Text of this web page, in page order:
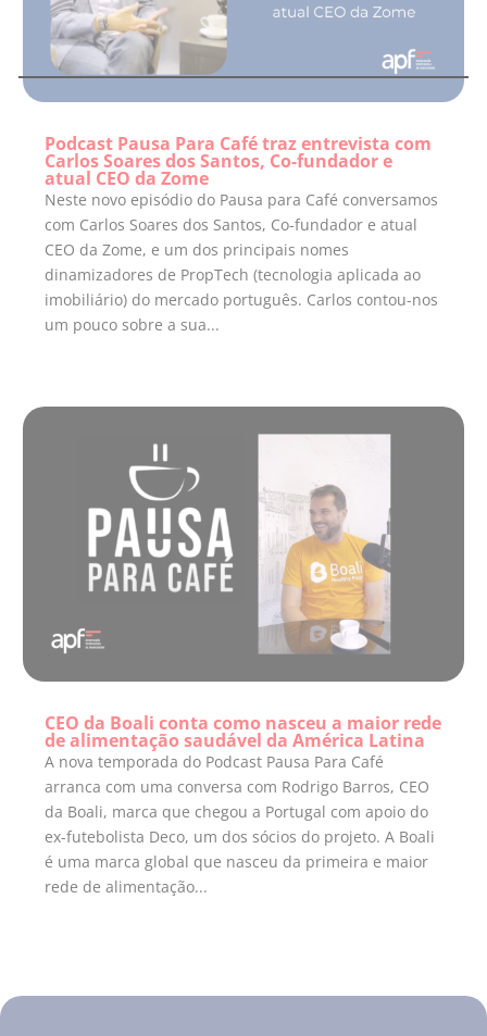
Podcast Pausa Para Café traz entrevista com
Carlos Soares dos Santos, Co-fundador e
atual CEO da Zome
Neste novo episódio do Pausa para Café conversamos
com Carlos Soares dos Santos, Co-fundador e atual
CEO da Zome, e um dos principais nomes
dinamizadores de PropTech (tecnologia aplicada ao
imobiliário) do mercado português. Carlos contou-nos
um pouco sobre a sua...
CEO da Boali conta como nasceu a maior rede
de alimentação saudável da América Latina
A nova temporada do Podcast Pausa Para Café
arranca com uma conversa com Rodrigo Barros, CEO
da Boali, marca que chegou a Portugal com apoio do
ex-futebolista Deco, um dos sócios do projeto. A Boali
é uma marca global que nasceu da primeira e maior
rede de alimentação...